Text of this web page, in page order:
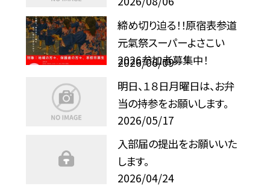
締め切り迫る！！原宿表参道
元氣祭スーパーよさこい
2026参加者募集中！
2026/06/09
明日、１８日月曜日は、お弁
当の持参をお願いします。
2026/05/17
入部届の提出をお願いいた
します。
2026/04/24